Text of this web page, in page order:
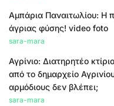
Αμπάρια Παναιτωλίου: Η
άγριας φύσης! video foto
sara-mara
Αγρίνιο: Διατηρητέο
από το δημαρχείο
αρμόδιους δεν βλέπει;
sara-mara